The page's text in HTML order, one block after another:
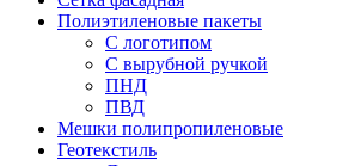
Полиэтиленовые пакеты
С логотипом
С вырубной ручкой
ПНД
ПВД
Мешки полипропиленовые
Геотекстиль